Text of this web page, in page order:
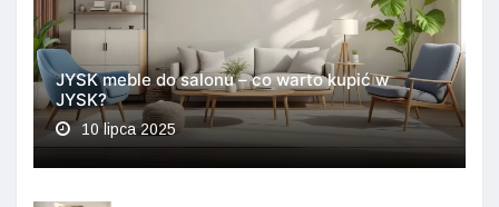
JYSK meble do salonu – co warto kupić w
JYSK?
10 lipca 2025